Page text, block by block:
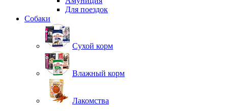
Для поездок
Собаки
Сухой корм
Влажный корм
Лакомства